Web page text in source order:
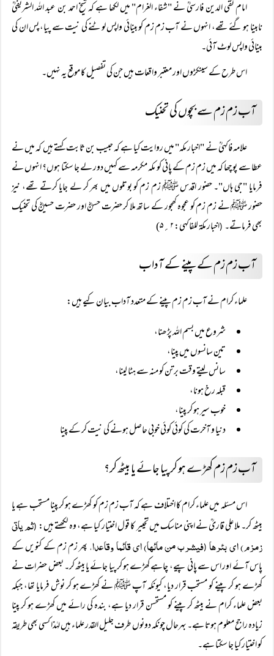
امام تقی الدین فارسیؒ نے "شفاء الغرام" میں لکھا ہے کہ شیخ احمد بن عبد اللہ الشریفیؒ
نابینا ہو گئے تھے، انہوں نے آب زم زم کو بینائی واپس لوٹنے کی نیت سے پیا، پس ان کی
بینائی واپس لوٹ آئی۔
اس طرح کے سینکڑوں اور معتبر واقعات ہیں جن کی تفصیل کا موقع یہ نہیں۔
آب زم زم سے بچوں کی تحنیک
علامہ فاکہیؒ نے "اخبار مکہ" میں روایت کیا ہے کہ حبیب بن ثابت کہتے ہیں کہ میں نے
عطا سے پوچھا کہ میں زم زم کے پانی کو مکہ مکرمہ سے کہیں دور لے جا سکتا ہوں؟ انہوں نے
فرمایا "جی ہاں"۔ حضور اقدس ﷺ زم زم کو بوتلوں میں بھر کر لے جایا کرتے تھے، نیز
حضور ﷺ نے زم زم کو عجوہ کھجور کے ساتھ ملا کر حضرت حسنؓ اور حضرت حسینؓ کی تحنیک
بھی فرماتے۔ (اخبار مکۃ للفاکہی: ۲؍۵)
آب زم زم کے پینے کے آداب
علماء کرام نے آب زم زم پینے کے متعدد آداب بیان کیے ہیں:
شروع میں بسم اللہ پڑھنا،
تین سانسوں میں پینا،
سانس لیتے وقت برتن کو منہ سے ہٹا لینا،
قبلہ رخ ہونا،
خوب سیر ہو کر پینا،
دنیا و آخرت کی کوئی کوئی خوبی حاصل ہونے کی نیت کر کے پینا
آب زم زم کھڑے ہو کر پیا جائے یا بیٹھ کر؟
اس مسئلہ میں علماء کرام کا اختلاف ہے کہ آب زم زم کو کھڑے ہو کر پینا مستحب ہے یا
بیٹھ کر۔ ملا علی قاریؒ نے اپنی مناسک میں تخییر کا قول اختیار کیا ہے، وہ لکھتے ہیں: (ثم یاتی
زمزم) ای بئرھا(فیشرب من مائہا) ای قائما وقاعدا،پھر زم زم کے کنویں کے
پاس آئے اور اس سے پانی پیے، چاہے کھڑے ہو کر پیا جائے یا بیٹھ کر۔ بعض حضرات نے
کھڑے ہو کر پینے کو مستحب قرار دیا، کیونکہ آپ ﷺ نے کھڑے ہو کر نوش فرمایا تھا، جبکہ
بعض علماء کرام نے بیٹھ کر پینے کو مستحسن قرار دیا ہے، بندہ کی رائے میں کھڑے ہو کر پینا
زیادہ راجح معلوم ہوتا ہے۔ بہرحال چونکہ دونوں طرف جلیل القدر علماء ہیں لہٰذا کسی بھی طریقہ
کو اختیار کیا جا سکتا ہے۔